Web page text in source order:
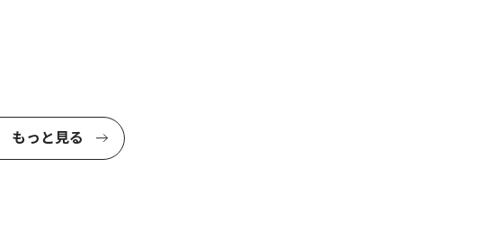
もっと見る